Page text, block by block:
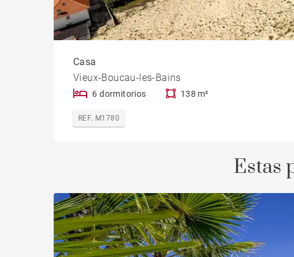
Casa
Vieux-Boucau-les-Bains
6 dormitorios 138 m²
REF. M1780
Estas